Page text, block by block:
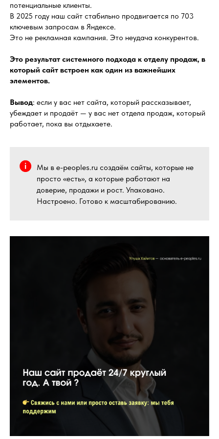
потенциальные клиенты.
В 2025 году наш сайт стабильно продвигается по 703
ключевым запросам в Яндексе.
Это не рекламная кампания. Это неудача конкурентов.
Это результат системного подхода к отделу продаж, в
который сайт встроен как один из важнейших
элементов.
Вывод: если у вас нет сайта, который рассказывает,
убеждает и продаёт — у вас нет отдела продаж, который
работает, пока вы отдыхаете.
Мы в e-peoples.ru создаём сайты, которые не
просто «есть», а которые работают на
доверие, продажи и рост. Упаковано.
Настроено. Готово к масштабированию.